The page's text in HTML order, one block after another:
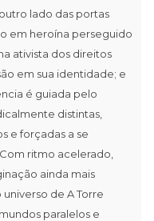
lado das portas
em heroína perseguido
ativista dos direitos
em sua identidade; e
é guiada pelo
distintas,
e forçadas a se
ritmo acelerado,
ainda mais
de A Torre
paralelos e